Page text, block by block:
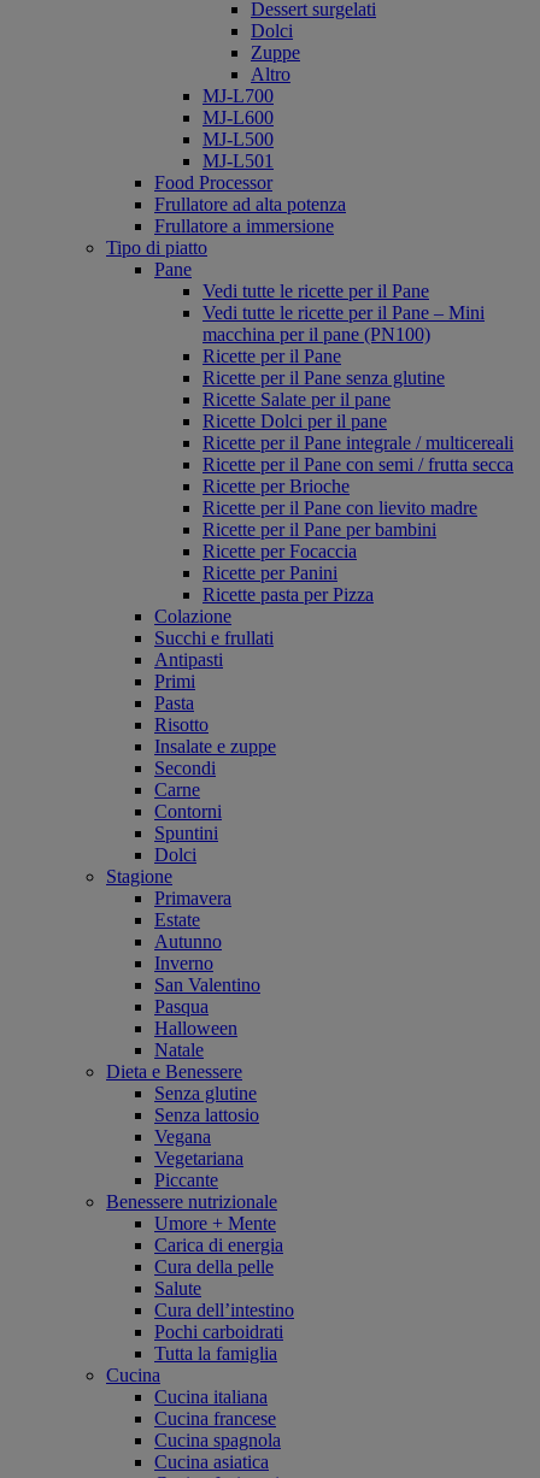
Dessert surgelati
Dolci
Zuppe
Altro
MJ-L700
MJ-L600
MJ-L500
MJ-L501
Food Processor
Frullatore ad alta potenza
Frullatore a immersione
Tipo di piatto
Pane
Vedi tutte le ricette per il Pane
Vedi tutte le ricette per il Pane – Mini
macchina per il pane (PN100)
Ricette per il Pane
Ricette per il Pane senza glutine
Ricette Salate per il pane
Ricette Dolci per il pane
Ricette per il Pane integrale / multicereali
Ricette per il Pane con semi / frutta secca
Ricette per Brioche
Ricette per il Pane con lievito madre
Ricette per il Pane per bambini
Ricette per Focaccia
Ricette per Panini
Ricette pasta per Pizza
Colazione
Succhi e frullati
Antipasti
Primi
Pasta
Risotto
Insalate e zuppe
Secondi
Carne
Contorni
Spuntini
Dolci
Stagione
Primavera
Estate
Autunno
Inverno
San Valentino
Pasqua
Halloween
Natale
Dieta e Benessere
Senza glutine
Senza lattosio
Vegana
Vegetariana
Piccante
Benessere nutrizionale
Umore + Mente
Carica di energia
Cura della pelle
Salute
Cura dell’intestino
Pochi carboidrati
Tutta la famiglia
Cucina
Cucina italiana
Cucina francese
Cucina spagnola
Cucina asiatica